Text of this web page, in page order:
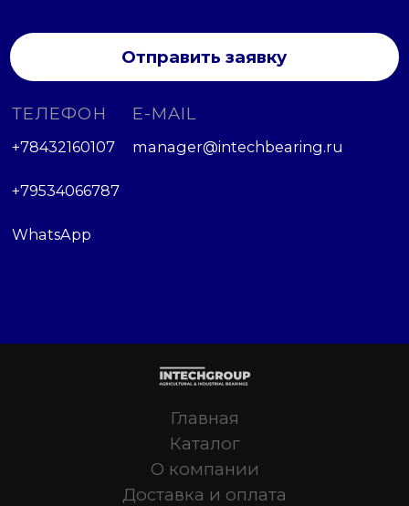
Отправить заявку
ТЕЛЕФОН
+78432160107
+79534066787
WhatsApp
E-MAIL
manager@intechbearing.ru
Главная
Каталог
О компании
Доставка и оплата